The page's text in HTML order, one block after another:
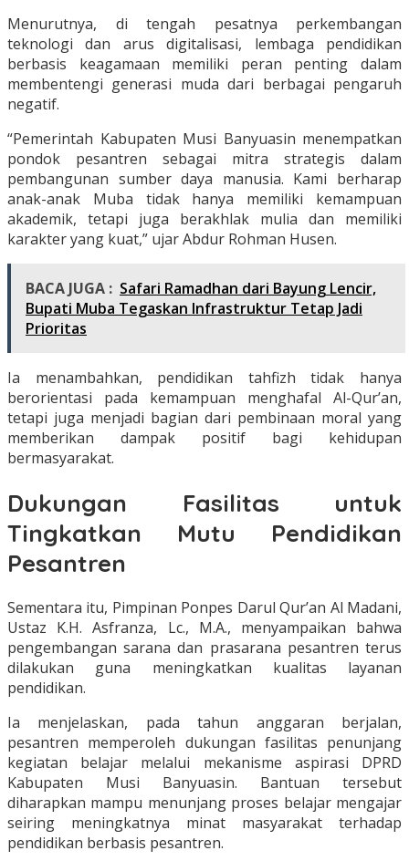
Menurutnya, di tengah pesatnya perkembangan
teknologi dan arus digitalisasi, lembaga pendidikan
berbasis keagamaan memiliki peran penting dalam
membentengi generasi muda dari berbagai pengaruh
negatif.
“Pemerintah Kabupaten Musi Banyuasin menempatkan
pondok pesantren sebagai mitra strategis dalam
pembangunan sumber daya manusia. Kami berharap
anak-anak Muba tidak hanya memiliki kemampuan
akademik, tetapi juga berakhlak mulia dan memiliki
karakter yang kuat,” ujar Abdur Rohman Husen.
BACA JUGA : Safari Ramadhan dari Bayung Lencir,
Bupati Muba Tegaskan Infrastruktur Tetap Jadi
Prioritas
Ia menambahkan, pendidikan tahfizh tidak hanya
berorientasi pada kemampuan menghafal Al-Qur’an,
tetapi juga menjadi bagian dari pembinaan moral yang
memberikan dampak positif bagi kehidupan
bermasyarakat.
Dukungan Fasilitas untuk
Tingkatkan Mutu Pendidikan
Pesantren
Sementara itu, Pimpinan Ponpes Darul Qur’an Al Madani,
Ustaz K.H. Asfranza, Lc., M.A., menyampaikan bahwa
pengembangan sarana dan prasarana pesantren terus
dilakukan guna meningkatkan kualitas layanan
pendidikan.
Ia menjelaskan, pada tahun anggaran berjalan,
pesantren memperoleh dukungan fasilitas penunjang
kegiatan belajar melalui mekanisme aspirasi DPRD
Kabupaten Musi Banyuasin. Bantuan tersebut
diharapkan mampu menunjang proses belajar mengajar
seiring meningkatnya minat masyarakat terhadap
pendidikan berbasis pesantren.